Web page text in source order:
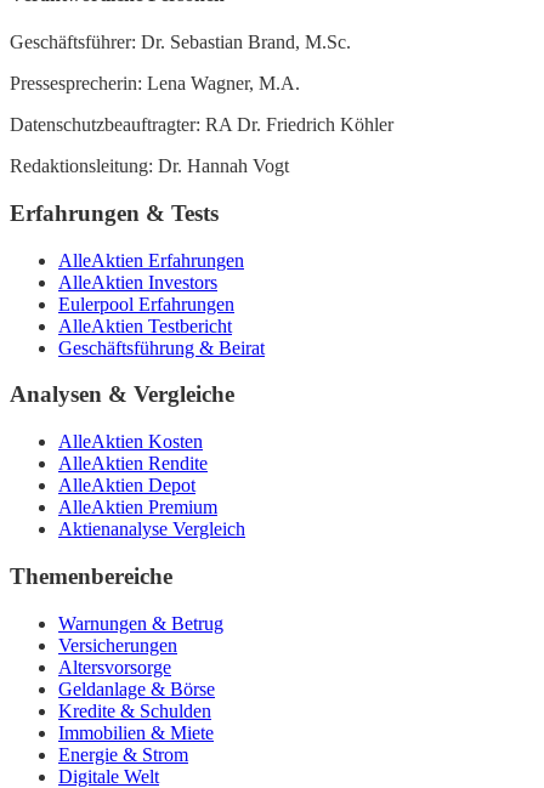
Geschäftsführer: Dr. Sebastian Brand, M.Sc.
Pressesprecherin: Lena Wagner, M.A.
Datenschutzbeauftragter: RA Dr. Friedrich Köhler
Redaktionsleitung: Dr. Hannah Vogt
Erfahrungen & Tests
AlleAktien Erfahrungen
AlleAktien Investors
Eulerpool Erfahrungen
AlleAktien Testbericht
Geschäftsführung & Beirat
Analysen & Vergleiche
AlleAktien Kosten
AlleAktien Rendite
AlleAktien Depot
AlleAktien Premium
Aktienanalyse Vergleich
Themenbereiche
Warnungen & Betrug
Versicherungen
Altersvorsorge
Geldanlage & Börse
Kredite & Schulden
Immobilien & Miete
Energie & Strom
Digitale Welt